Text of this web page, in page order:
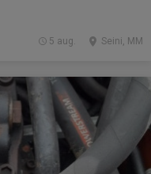
Seini, MM
5 aug.